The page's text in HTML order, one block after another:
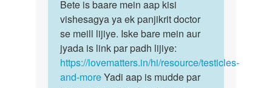
kumar
to
Ek
aankosh
upar
ki
aur
Bete
is
baare
mein
aap
kisi…
Bete is baare mein aap kisi
vishesagya ya ek panjikrit doctor
se meill lijiye. Iske bare mein aur
jyada is link par padh lijiye:
https://lovematters.in/hi/resource/testicles-
and-moreYadi aap is mudde par